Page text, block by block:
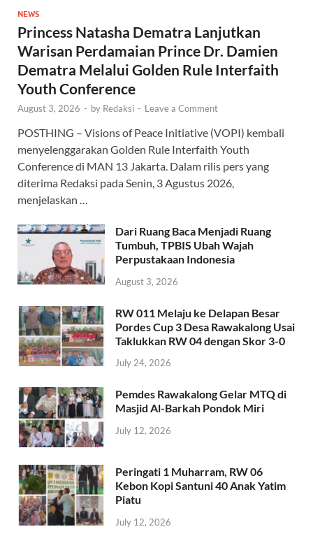
NEWS
Princess Natasha Dematra Lanjutkan
Warisan Perdamaian Prince Dr. Damien
Dematra Melalui Golden Rule Interfaith
Youth Conference
August 3, 2026 - by Redaksi - Leave a Comment
POSTHING – Visions of Peace Initiative (VOPI) kembali
menyelenggarakan Golden Rule Interfaith Youth
Conference di MAN 13 Jakarta. Dalam rilis pers yang
diterima Redaksi pada Senin, 3 Agustus 2026,
menjelaskan …
Dari Ruang Baca Menjadi Ruang
Tumbuh, TPBIS Ubah Wajah
Perpustakaan Indonesia
August 3, 2026
RW 011 Melaju ke Delapan Besar
Pordes Cup 3 Desa Rawakalong Usai
Taklukkan RW 04 dengan Skor 3-0
July 24, 2026
Pemdes Rawakalong Gelar MTQ di
Masjid Al-Barkah Pondok Miri
July 12, 2026
Peringati 1 Muharram, RW 06
Kebon Kopi Santuni 40 Anak Yatim
Piatu
July 12, 2026